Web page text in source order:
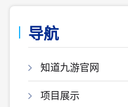
导航
知道九游官网
项目展示